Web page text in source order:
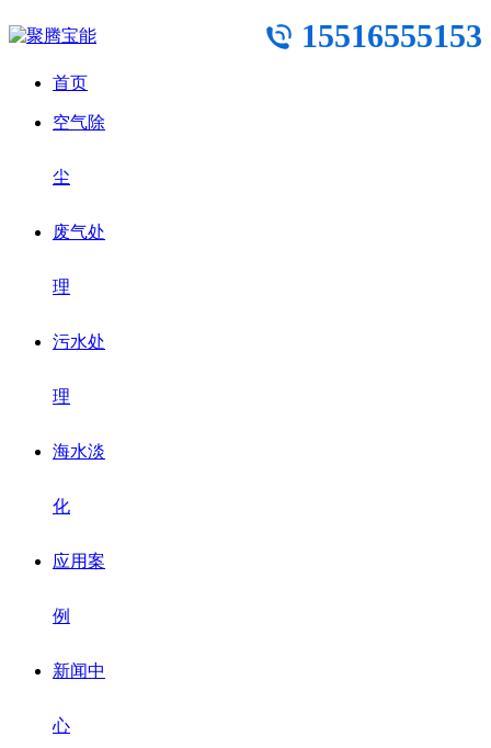
15516555153
首页
空气除
尘
废气处
理
污水处
理
海水淡
化
应用案
例
新闻中
心